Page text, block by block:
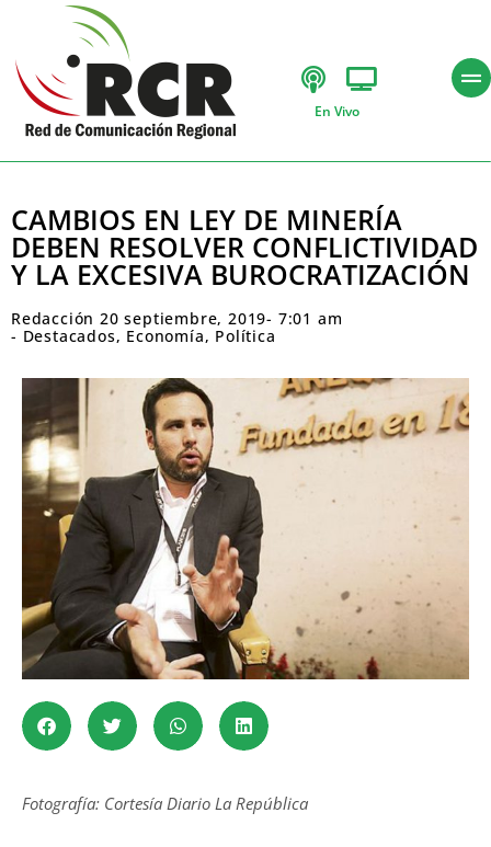
En Vivo
CAMBIOS EN LEY DE MINERÍA
DEBEN RESOLVER CONFLICTIVIDAD
Y LA EXCESIVA BUROCRATIZACIÓN
Redacción 20 septiembre, 2019- 7:01 am
- Destacados, Economía, Política
Fotografía: Cortesía Diario La República